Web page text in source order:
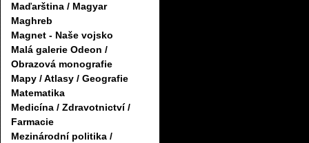
Maďarština / Magyar
Maghreb
Magnet - Naše vojsko
Malá galerie Odeon /
Obrazová monografie
Mapy / Atlasy / Geografie
Matematika
Medicína / Zdravotnictví /
Farmacie
Mezinárodní politika /